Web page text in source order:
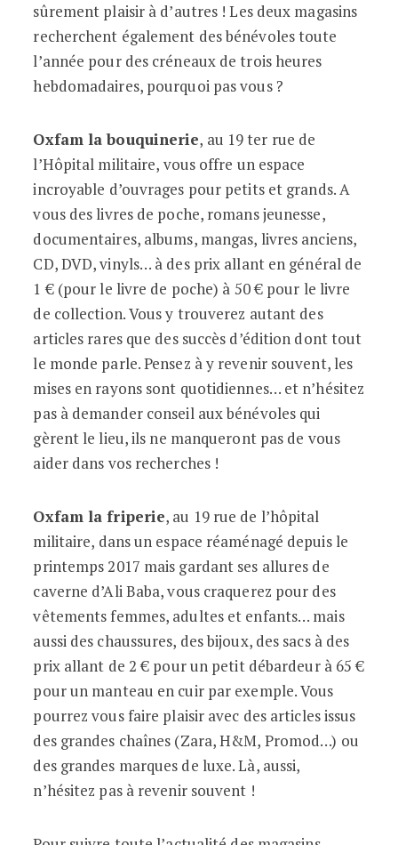
sûrement plaisir à d’autres ! Les deux magasins
recherchent également des bénévoles toute
l’année pour des créneaux de trois heures
hebdomadaires, pourquoi pas vous ?
Oxfam la bouquinerie, au 19 ter rue de
l’Hôpital militaire, vous offre un espace
incroyable d’ouvrages pour petits et grands. A
vous des livres de poche, romans jeunesse,
documentaires, albums, mangas, livres anciens,
CD, DVD, vinyls… à des prix allant en général de
1 € (pour le livre de poche) à 50 € pour le livre
de collection. Vous y trouverez autant des
articles rares que des succès d’édition dont tout
le monde parle. Pensez à y revenir souvent, les
mises en rayons sont quotidiennes… et n’hésitez
pas à demander conseil aux bénévoles qui
gèrent le lieu, ils ne manqueront pas de vous
aider dans vos recherches !
Oxfam la friperie, au 19 rue de l’hôpital
militaire, dans un espace réaménagé depuis le
printemps 2017 mais gardant ses allures de
caverne d’Ali Baba, vous craquerez pour des
vêtements femmes, adultes et enfants… mais
aussi des chaussures, des bijoux, des sacs à des
prix allant de 2 € pour un petit débardeur à 65 €
pour un manteau en cuir par exemple. Vous
pourrez vous faire plaisir avec des articles issus
des grandes chaînes (Zara, H&M, Promod…) ou
des grandes marques de luxe. Là, aussi,
n’hésitez pas à revenir souvent !